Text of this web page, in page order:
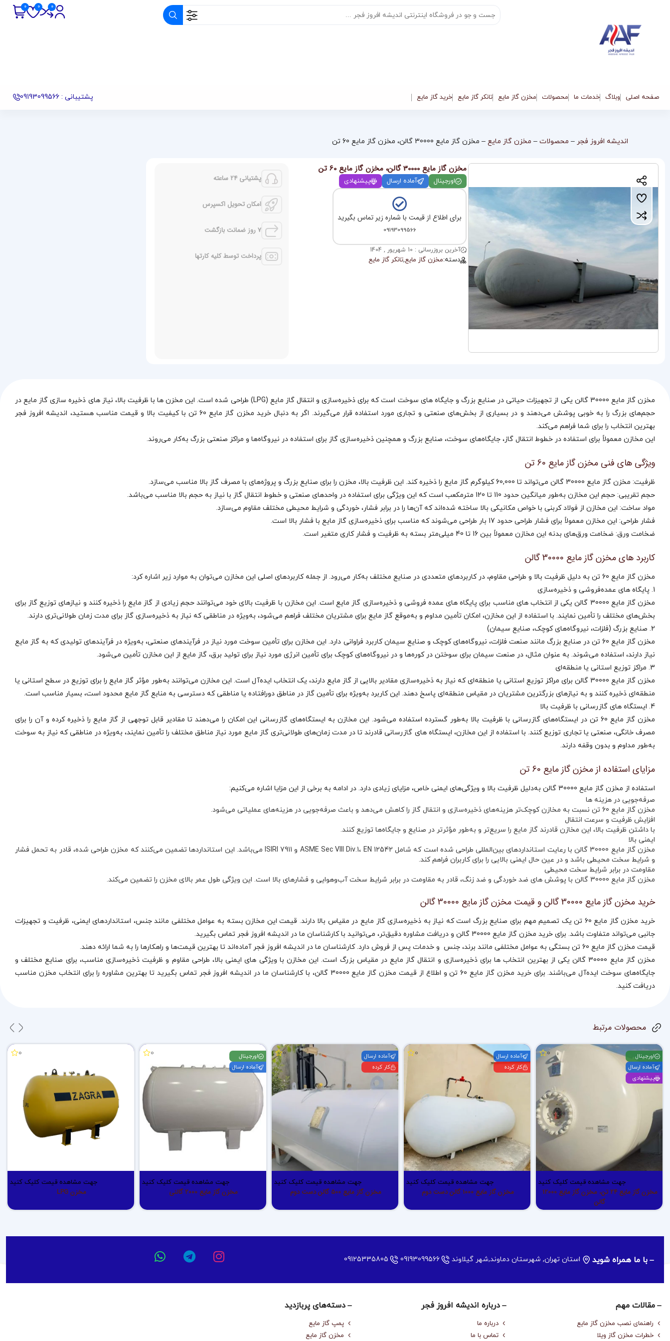
صفحه اصلی وبلاگ خدمات ما محصولات مخزن گاز مایع تانکر گاز مایع خرید گاز مایع پشتیبانی : 09193099566
اندیشه افروز فجر – محصولات – مخزن گاز مایع – مخزن گاز مایع 30000 گالن، مخزن گاز مایع 60 تن
مخزن گاز مایع 30000 گالن، مخزن گاز مایع 60 تن
اورجینال آماده ارسال پیشنهادی
برای اطلاع از قیمت با شماره زیر تماس بگیرید
09193099566
آخرین بروزرسانی : 10 شهریور , 1404
دسته:مخزن گاز مایع,تانکر گاز مایع
پشتیانی 24 ساعته
امکان تحویل اکسپرس
7 روز ضمانت بازگشت
پرداخت توسط کلیه کارتها
مخزن گاز مایع 30000 گالن یکی از تجهیزات حیاتی در صنایع بزرگ و جایگاه‌ های سوخت است که برای ذخیره‌سازی و انتقال گاز مایع (LPG) طراحی شده است. این مخزن‌ ها با ظرفیت بالا، نیاز های ذخیره‌ سازی گاز مایع در
حجم‌های بزرگ را به خوبی پوشش می‌دهند و در بسیاری از بخش‌های صنعتی و تجاری مورد استفاده قرار می‌گیرند. اگر به دنبال خرید مخزن گاز مایع 60 تن با کیفیت بالا و قیمت مناسب هستید، اندیشه افروز فجر
بهترین انتخاب را برای شما فراهم می‌کند.
این مخازن معمولاً برای استفاده در خطوط انتقال گاز، جایگاه‌های سوخت، صنایع بزرگ و همچنین ذخیره‌سازی گاز برای استفاده در نیروگاه‌ها و مراکز صنعتی بزرگ به‌کار می‌روند.
ویژگی‌ های فنی مخزن گاز مایع 60 تن
ظرفیت: مخزن گاز مایع 30000 گالن می‌تواند تا 60,000 کیلوگرم گاز مایع را ذخیره کند. این ظرفیت بالا، مخزن را برای صنایع بزرگ و پروژه‌های با مصرف گاز بالا مناسب می‌سازد.
حجم تقریبی: حجم این مخازن به‌طور میانگین حدود 110 تا 120 مترمکعب است که این ویژگی برای استفاده در واحدهای صنعتی و خطوط انتقال گاز با نیاز به حجم بالا مناسب می‌باشد.
مواد ساخت: این مخازن از فولاد کربنی با خواص مکانیکی بالا ساخته شده‌اند که آن‌ها را در برابر فشار، خوردگی و شرایط محیطی مختلف مقاوم می‌سازد.
فشار طراحی: این مخازن معمولاً برای فشار طراحی حدود 17 بار طراحی می‌شوند که مناسب برای ذخیره‌سازی گاز مایع با فشار بالا است.
ضخامت ورق: ضخامت ورق‌های بدنه این مخازن معمولاً بین 16 تا 40 میلی‌متر بسته به ظرفیت و فشار کاری متغیر است.
کاربرد های مخزن گاز مایع 30000 گالن
مخزن گاز مایع 60 تن به دلیل ظرفیت بالا و طراحی مقاوم، در کاربردهای متعددی در صنایع مختلف به‌کار می‌رود. از جمله کاربردهای اصلی این مخازن می‌توان به موارد زیر اشاره کرد:
1. پایگاه‌ های عمده‌فروشی و ذخیره‌سازی
مخزن گاز مایع 30000 گالن یکی از انتخاب‌ های مناسب برای پایگاه‌ های عمده‌ فروشی و ذخیره‌سازی گاز مایع است. این مخازن با ظرفیت بالای خود می‌توانند حجم زیادی از گاز مایع را ذخیره کنند و نیازهای توزیع گاز برای
بخش‌های مختلف را تأمین نمایند. با استفاده از این مخازن، امکان تأمین مداوم و به‌موقع گاز مایع برای مشتریان مختلف فراهم می‌شود، به‌ویژه در مناطقی که نیاز به ذخیره‌سازی گاز برای مدت زمان طولانی‌تری دارند.
2. صنایع بزرگ (فلزات، نیروگاه‌های کوچک، صنایع سیمان)
مخزن گاز مایع 60 تن در صنایع بزرگ مانند صنعت فلزات، نیروگاه‌های کوچک و صنایع سیمان کاربرد فراوانی دارد. این مخازن برای تأمین سوخت مورد نیاز در فرآیندهای صنعتی، به‌ویژه در فرآیندهای تولیدی که به گاز مایع
نیاز دارند، استفاده می‌شوند. به عنوان مثال، در صنعت سیمان برای سوختن در کوره‌ها و در نیروگاه‌های کوچک برای تأمین انرژی مورد نیاز برای تولید برق، گاز مایع از این مخازن تأمین می‌شود.
3. مراکز توزیع استانی یا منطقه‌ای
مخزن گاز مایع 30000 گالن برای مراکز توزیع استانی یا منطقه‌ای که نیاز به ذخیره‌سازی مقادیر بالایی از گاز مایع دارند، یک انتخاب ایده‌آل است. این مخازن می‌توانند به‌طور مؤثر گاز مایع را برای توزیع در سطح استانی یا
منطقه‌ای ذخیره کنند و به نیازهای بزرگترین مشتریان در مقیاس منطقه‌ای پاسخ دهند. این کاربرد به‌ویژه برای تأمین گاز در مناطق دورافتاده یا مناطقی که دسترسی به منابع گاز مایع محدود است، بسیار مناسب است.
4. ایستگاه‌ های گازرسانی با ظرفیت بالا
مخزن گاز مایع 60 تن در ایستگاه‌های گازرسانی با ظرفیت بالا به‌طور گسترده استفاده می‌شود. این مخازن به ایستگاه‌های گازرسانی این امکان را می‌دهند تا مقادیر قابل توجهی از گاز مایع را ذخیره کرده و آن را برای
مصرف خانگی، صنعتی یا تجاری توزیع کنند. با استفاده از این مخازن، ایستگاه‌ های گازرسانی قادرند تا در مدت زمان‌های طولانی‌تری گاز مایع مورد نیاز مناطق مختلف را تأمین نمایند، به‌ویژه در مناطقی که نیاز به سوخت
به‌طور مداوم و بدون وقفه دارند.
مزایای استفاده از مخزن گاز مایع 60 تن
استفاده از مخزن گاز مایع 30000 گالن به‌دلیل ظرفیت بالا و ویژگی‌های ایمنی خاص، مزایای زیادی دارد. در ادامه به برخی از این مزایا اشاره می‌کنیم:
صرفه‌جویی در هزینه‌ ها
مخزن گاز مایع 60 تن نسبت به مخازن کوچک‌تر هزینه‌های ذخیره‌سازی و انتقال گاز را کاهش می‌دهد و باعث صرفه‌جویی در هزینه‌های عملیاتی می‌شود.
افزایش ظرفیت و سرعت انتقال
با داشتن ظرفیت بالا، این مخازن قادرند گاز مایع را سریع‌تر و به‌طور مؤثرتر در صنایع و جایگاه‌ها توزیع کنند.
ایمنی بالا
مخزن گاز مایع 30000 گالن با رعایت استانداردهای بین‌المللی طراحی شده است که شامل ASME Sec VIII Div.1، EN 12542 و ISIRI 7911 می‌باشد. این استانداردها تضمین می‌کنند که مخزن طراحی شده، قادر به تحمل فشار
و شرایط سخت محیطی باشد و در عین حال ایمنی بالایی را برای کاربران فراهم کند.
مقاومت در برابر شرایط سخت محیطی
مخزن گاز مایع 30000 گالن با پوشش‌ های ضد خوردگی و ضد زنگ، قادر به مقاومت در برابر شرایط سخت آب‌وهوایی و فشارهای بالا است. این ویژگی طول عمر بالای مخزن را تضمین می‌کند.
خرید مخزن گاز مایع 30000 گالن و قیمت مخزن گاز مایع 30000 گالن
خرید مخزن گاز مایع 60 تن یک تصمیم مهم برای صنایع بزرگ است که نیاز به ذخیره‌سازی گاز مایع در مقیاس بالا دارند. قیمت این مخازن بسته به عوامل مختلفی مانند جنس، استانداردهای ایمنی، ظرفیت و تجهیزات
جانبی می‌تواند متفاوت باشد. برای خرید مخزن گاز مایع 30000 گالن و دریافت مشاوره دقیق‌تر، می‌توانید با کارشناسان ما در اندیشه افروز فجر تماس بگیرید.
قیمت مخزن گاز مایع 60 تن بستگی به عوامل مختلفی مانند برند، جنس و خدمات پس از فروش دارد. کارشناسان ما در اندیشه افروز فجر آماده‌اند تا بهترین قیمت‌ها و راهکارها را به شما ارائه دهند.
مخزن گاز مایع 30000 گالن یکی از بهترین انتخاب‌ ها برای ذخیره‌سازی و انتقال گاز مایع در مقیاس بزرگ است. این مخازن با ویژگی‌ های ایمنی بالا، طراحی مقاوم و ظرفیت ذخیره‌سازی مناسب، برای صنایع مختلف و
جایگاه‌های سوخت ایده‌آل می‌باشند. برای خرید مخزن گاز مایع 60 تن و اطلاع از قیمت مخزن گاز مایع 30000 گالن، با کارشناسان ما در اندیشه افروز فجر تماس بگیرید تا بهترین مشاوره را برای انتخاب مخزن مناسب
دریافت کنید.
محصولات مرتبط
اورجینال
آماده ارسال
پیشنهادی
0
جهت مشاهده قیمت کلیک کنید
مخزن گاز مایع 24 تن، مخزن گاز مایع 12000
گالن
آماده ارسال
کار کرده
0
جهت مشاهده قیمت کلیک کنید
مخزن گاز مایع 1000 گالن دست دوم
آماده ارسال
کار کرده
0
جهت مشاهده قیمت کلیک کنید
مخزن گاز مایع 500 گالن دست دوم
اورجینال
آماده ارسال
0
جهت مشاهده قیمت کلیک کنید
مخزن گاز مایع 2000 گالنی
0
جهت مشاهده قیمت کلیک کنید
مخزن LPG
با ما همراه شوید استان تهران, شهرستان دماوند,شهر گیلاوند 09193099566
09125335805
مقالات مهم
راهنمای نصب مخزن گاز مایع
خطرات مخزن گاز ویلا
درباره‌ اندیشه افروز فجر
درباره‌ ما
تماس با ما
دسته‌های پربازدید
پمپ گاز مایع
مخزن گاز مایع